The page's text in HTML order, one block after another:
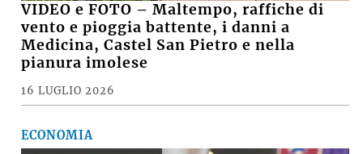
VIDEO e FOTO – Maltempo, raffiche di
vento e pioggia battente, i danni a
Medicina, Castel San Pietro e nella
pianura imolese
16 LUGLIO 2026
ECONOMIA